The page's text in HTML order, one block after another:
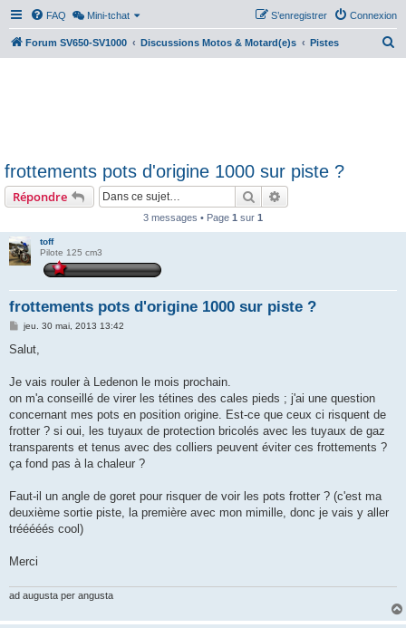
FAQ Mini-tchat Connexion
S’enregistrer
Forum SV650-SV1000 Discussions Motos & Motard(e)s Pistes
frottements pots d'origine 1000 sur piste ?
Répondre Rechercher
3 messages • Page 1 sur 1
toff
Pilote 125 cm3
frottements pots d'origine 1000 sur piste ?
M
s
g
jeu. 30 mai, 2013 13:42
Salut,
Je vais rouler à Ledenon le mois prochain.
on m'a conseillé de virer les tétines des cales pieds ; j'ai une question
concernant mes pots en position origine. Est-ce que ceux ci risquent de
frotter ? si oui, les tuyaux de protection bricolés avec les tuyaux de gaz
transparents et tenus avec des colliers peuvent éviter ces frottements ?
ça fond pas à la chaleur ?
Faut-il un angle de goret pour risquer de voir les pots frotter ? (c'est ma
deuxième sortie piste, la première avec mon mimille, donc je vais y aller
trééééés cool)
Merci
ad augusta per angusta